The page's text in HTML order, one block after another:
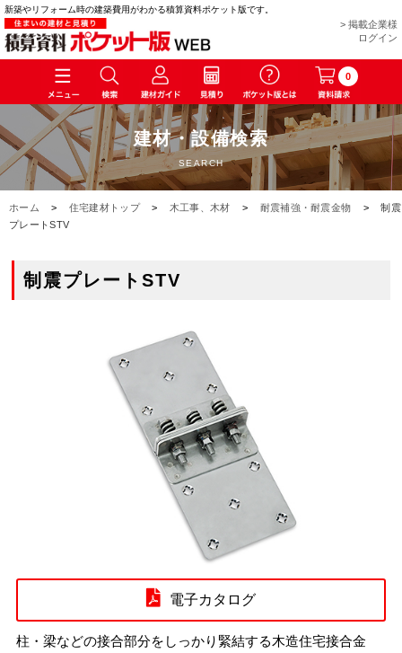
新築やリフォーム時の建築費用がわかる積算資料ポケット版です。
> 掲載企業様
ログイン
0
建材・設備検索
SEARCH
ホーム > 住宅建材トップ > 木工事、木材 > 耐震補強・耐震金物 >
制震
プレートSTV
制震プレートSTV
電子カタログ
柱・梁などの接合部分をしっかり緊結する木造住宅接合金